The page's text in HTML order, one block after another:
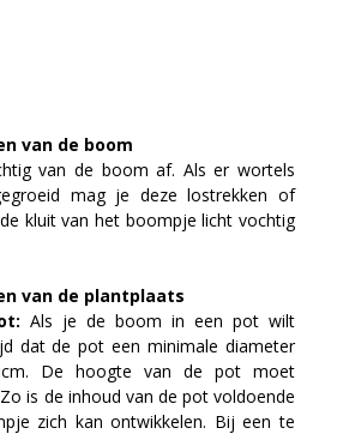
van de boom
van de boom af. Als er wortels
mag je deze lostrekken of
kluit van het boompje licht vochtig
van de plantplaats
Als je de boom in een pot wilt
dat de pot een minimale diameter
De hoogte van de pot moet
is de inhoud van de pot voldoende
zich kan ontwikkelen. Bij een te